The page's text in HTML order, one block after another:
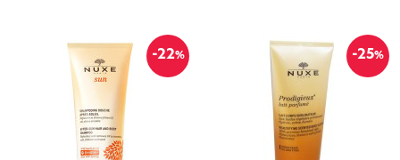
-22% -25%